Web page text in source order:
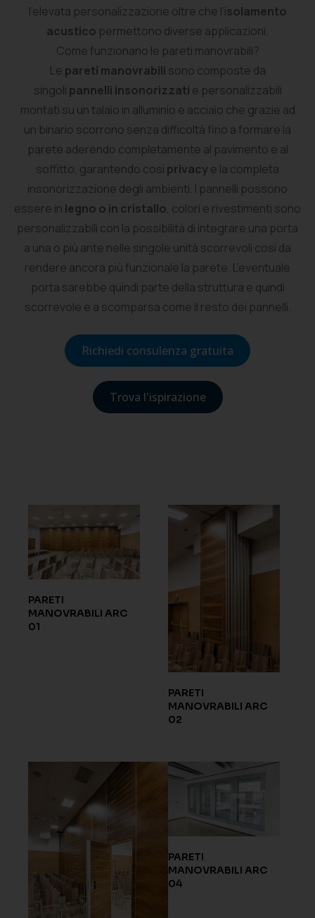
l’elevata personalizzazione oltre che l’isolamento
acustico permettono diverse applicazioni.
Come funzionano le pareti manovrabili?
Le pareti manovrabili sono composte da
singoli pannelli insonorizzati e personalizzabili
montati su un talaio in alluminio e acciaio che grazie ad
un binario scorrono senza difficoltà fino a formare la
parete aderendo completamente al pavimento e al
soffitto, garantendo cosi privacy e la completa
insonorizzazione degli ambienti. I pannelli possono
essere in legno o in cristallo, colori e rivestimenti sono
personalizzabili con la possibilità di integrare una porta
a una o più ante nelle singole unità scorrevoli cosi da
rendere ancora più funzionale la parete. L’eventuale
porta sarebbe quindi parte della struttura e quindi
scorrevole e a scomparsa come il resto dei pannelli.
Richiedi consulenza gratuita
Trova l'ispirazione
PARETI
MANOVRABILI ARC
01
PARETI
MANOVRABILI ARC
02
PARETI
MANOVRABILI ARC
04